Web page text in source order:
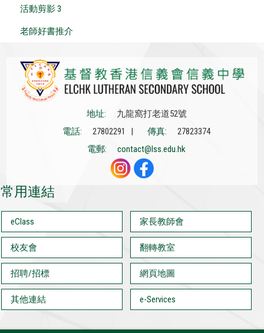
活動剪影 3
老師好書推介
地址:
九龍窩打老道52號
電話:
27802291 | 傳真:
27823374
電郵:
contact@lss.edu.hk
常用連結
eClass 家長教師會
校友會 翻轉教室
招聘/招標 網頁地圖
其他連結 e-Services